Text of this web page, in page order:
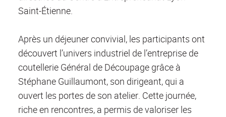
Saint-Étienne.
Après un déjeuner convivial, les participants ont
découvert l’univers industriel de l’entreprise de
coutellerie Général de Découpage grâce à
Stéphane Guillaumont, son dirigeant, qui a
ouvert les portes de son atelier. Cette journée,
riche en rencontres, a permis de valoriser les